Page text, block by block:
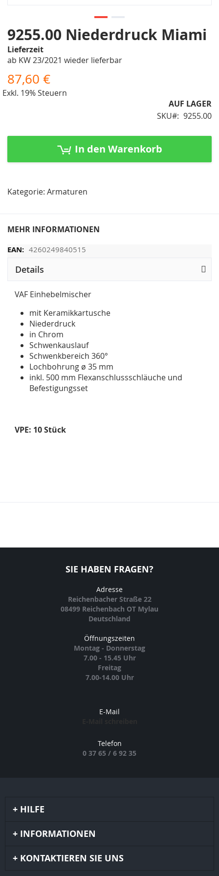
9255.00 Niederdruck Miami
Lieferzeit
ab KW 23/2021 wieder lieferbar
87,60 €
Exkl. 19% Steuern
AUF LAGER
SKU
9255.00
In den Warenkorb
Kategorie: Armaturen
MEHR INFORMATIONEN
4260249840515
Zum
Anfang
der
Bildergalerie
springen
Details
VAF Einhebelmischer
mit Keramikkartusche
Niederdruck
in Chrom
Schwenkauslauf
Schwenkbereich 360°
Lochbohrung ø 35 mm
inkl. 500 mm Flexanschlussschläuche und
Befestigungsset
VPE: 10 Stück
SIE HABEN FRAGEN?
Adresse
Reichenbacher Straße 22
08499 Reichenbach OT Mylau
Deutschland
Öffnungszeiten
Montag - Donnerstag
7.00 - 15.45 Uhr
Freitag
7.00-14.00 Uhr
E-Mail
Telefon
0 37 65 / 6 92 35
HILFE
INFORMATIONEN
KONTAKTIEREN SIE UNS